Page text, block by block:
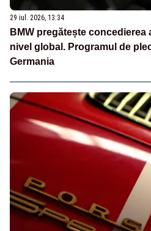
29 iul. 2026, 13:34
BMW pregătește concedierea
nivel global. Programul de
Germania